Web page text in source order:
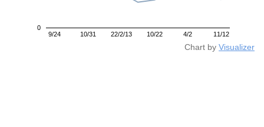
9/24 10/31 22/2/13 10/22 4/2 11/12
0
Chart by Visualizer